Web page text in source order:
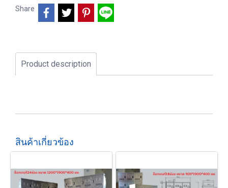
Share
Product description
สินค้าเกี่ยวข้อง